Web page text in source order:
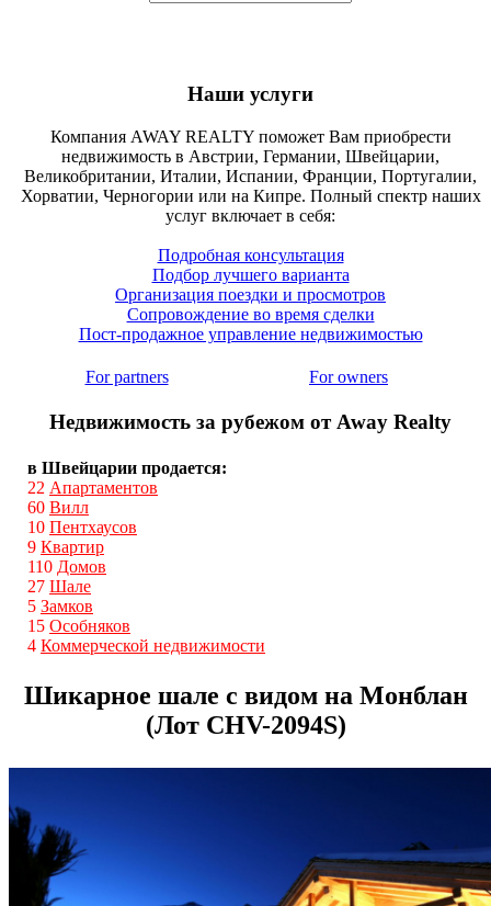
Наши услуги
Компания AWAY REALTY поможет Вам приобрести
недвижимость в Австрии, Германии, Швейцарии,
Великобритании, Италии, Испании, Франции, Португалии,
Хорватии, Черногории или на Кипре. Полный спектр наших
услуг включает в себя:
Подробная консультация
Подбор лучшего варианта
Организация поездки и просмотров
Сопровождение во время сделки
Пост-продажное управление недвижимостью
For partners For owners
Недвижимость за рубежом от Away Realty
в Швейцарии продается:
22 Апартаментов
60 Вилл
10 Пентхаусов
9 Квартир
110 Домов
27 Шале
5 Замков
15 Особняков
4 Коммерческой недвижимости
Шикарное шале с видом на Монблан
(Лот CHV-2094S)